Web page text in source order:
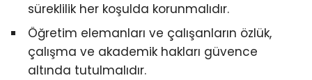
süreklilik her koşulda korunmalıdır.
Öğretim elemanları ve çalışanların özlük,
çalışma ve akademik hakları güvence
altında tutulmalıdır.